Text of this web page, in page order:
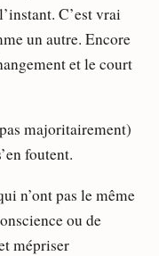
C’est vrai
un autre. Encore
et le court
majoritairement)
foutent.
n’ont pas le même
ou de
mépriser